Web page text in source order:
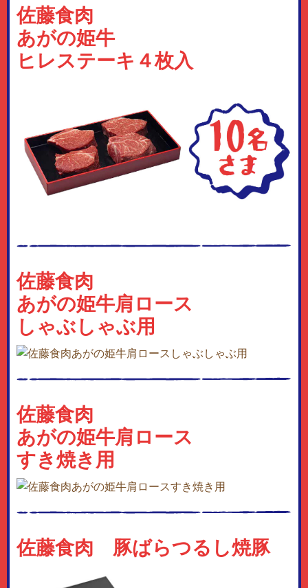
佐藤食肉
あがの姫牛
ヒレステーキ４枚入
佐藤食肉
あがの姫牛肩ロース
しゃぶしゃぶ用
佐藤食肉
あがの姫牛肩ロース
すき焼き用
佐藤食肉 豚ばらつるし焼豚